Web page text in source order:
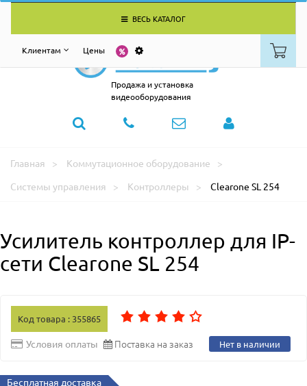
ВЕСЬ КАТАЛОГ
Клиентам Цены
Продажа и установка
видеооборудования
Главная
Коммутационное оборудование
Системы управления
Контроллеры Clearone SL 254
Усилитель контроллер для IP-
сети Clearone SL 254
Код товара : 355865
Условия оплаты Поставка на заказ Нет в наличии
Бесплатная доставка